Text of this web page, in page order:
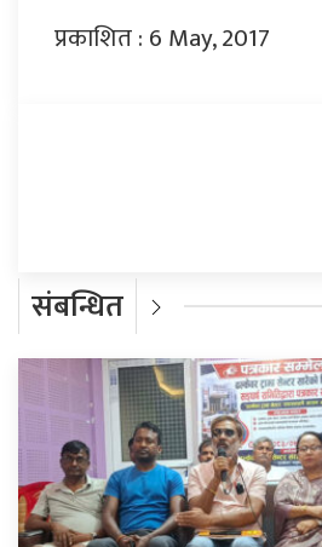
प्रकाशित : 6 May, 2017
संबन्धित